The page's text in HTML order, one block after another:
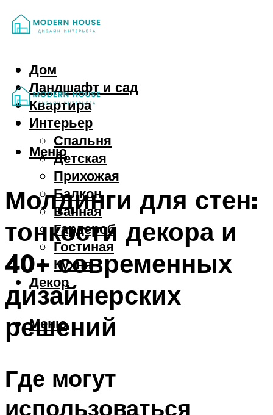
Дом
Ландшафт и сад
Квартира
Интерьер
Спальня
Детская
Прихожая
Балкон
Ванная
Гардероб
Гостиная
Кухня
Декор
Меню
Меню
Молдинги для стен:
тонкости декора и
40+ современных
дизайнерских
решений
Где могут
использоваться